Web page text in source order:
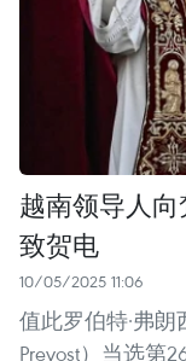
越南领导人
致贺电
10/05/2025 11:06
值此罗伯特·弗朗
Prevost）当选第